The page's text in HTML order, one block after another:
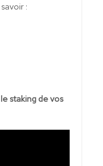
:
staking de vos